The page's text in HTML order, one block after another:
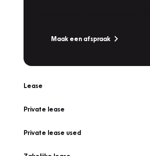
Maak een afspraak
Lease
Private lease
Private lease used